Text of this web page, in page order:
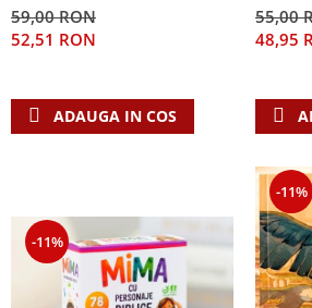
59,00 RON
52,51 RON
ADAUGA IN COS
55,00
48,95
-11%
-11%